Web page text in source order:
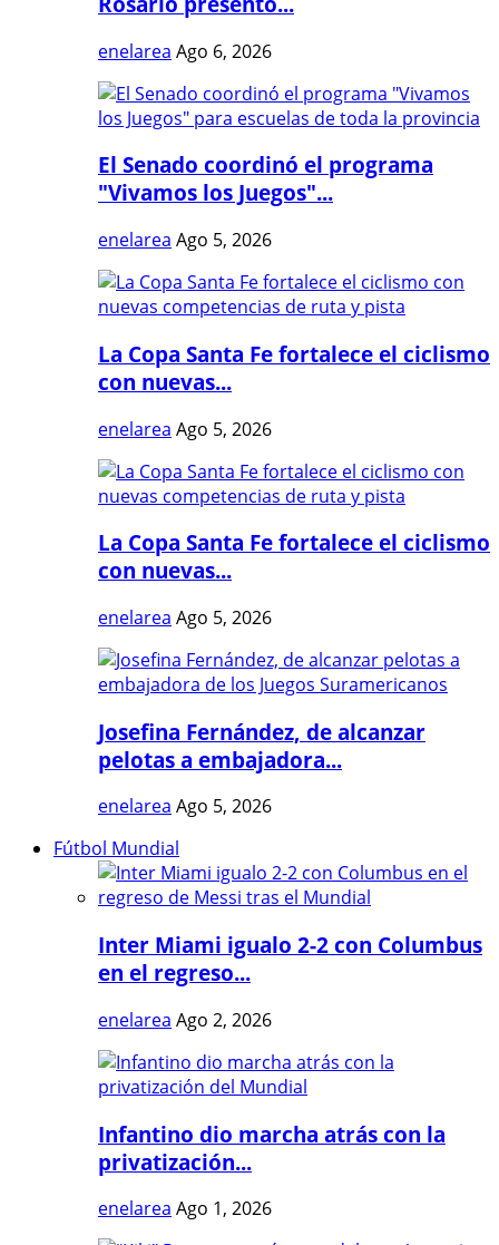
enelarea Ago 6, 2026
El Senado coordinó el programa
"Vivamos los Juegos"...
enelarea Ago 5, 2026
La Copa Santa Fe fortalece el ciclismo
con nuevas...
enelarea Ago 5, 2026
La Copa Santa Fe fortalece el ciclismo
con nuevas...
enelarea Ago 5, 2026
Josefina Fernández, de alcanzar
pelotas a embajadora...
enelarea Ago 5, 2026
Fútbol Mundial
Inter Miami igualo 2-2 con Columbus
en el regreso...
enelarea Ago 2, 2026
Infantino dio marcha atrás con la
privatización...
enelarea Ago 1, 2026